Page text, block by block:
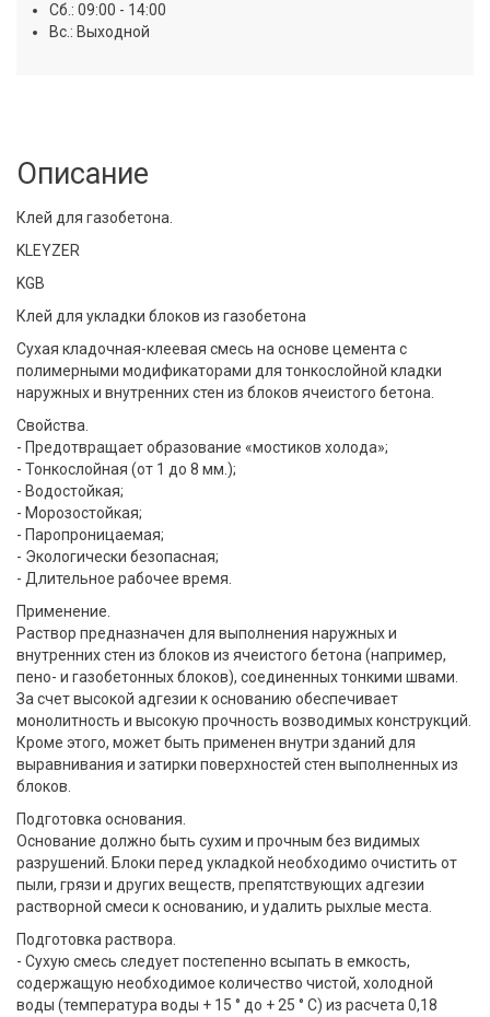
Сб.: 09:00 - 14:00
Вс.: Выходной
Описание
Клей для газобетона.
KLEYZER
KGB
Клей для укладки блоков из газобетона
Сухая кладочная-клеевая смесь на основе цемента с
полимерными модификаторами для тонкослойной кладки
наружных и внутренних стен из блоков ячеистого бетона.
Свойства.
- Предотвращает образование «мостиков холода»;
- Тонкослойная (от 1 до 8 мм.);
- Водостойкая;
- Морозостойкая;
- Паропроницаемая;
- Экологически безопасная;
- Длительное рабочее время.
Применение.
Раствор предназначен для выполнения наружных и
внутренних стен из блоков из ячеистого бетона (например,
пено- и газобетонных блоков), соединенных тонкими швами.
За счет высокой адгезии к основанию обеспечивает
монолитность и высокую прочность возводимых конструкций.
Кроме этого, может быть применен внутри зданий для
выравнивания и затирки поверхностей стен выполненных из
блоков.
Подготовка основания.
Основание должно быть сухим и прочным без видимых
разрушений. Блоки перед укладкой необходимо очистить от
пыли, грязи и других веществ, препятствующих адгезии
растворной смеси к основанию, и удалить рыхлые места.
Подготовка раствора.
- Сухую смесь следует постепенно всыпать в емкость,
содержащую необходимое количество чистой, холодной
воды (температура воды + 15 ° до + 25 ° С) из расчета 0,18